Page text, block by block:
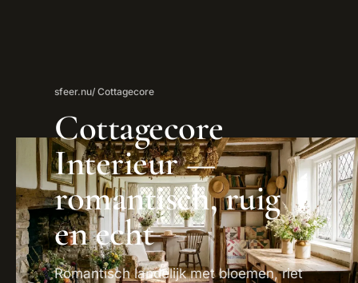
sfeer.nu/ Cottagecore
Cottagecore
Interieur —
romantisch, ruig
en echt
Romantisch landelijk met bloemen, riet